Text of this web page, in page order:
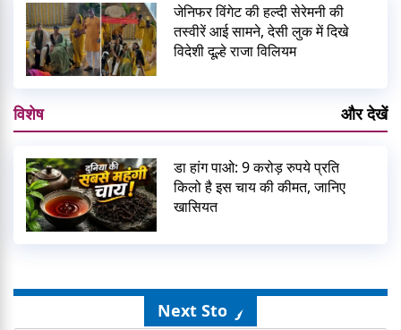
जेनिफर विंगेट की हल्दी सेरेमनी की
तस्वीरें आई सामने, देसी लुक में दिखे
विदेशी दूल्हे राजा विलियम
विशेष और देखें
डा हांग पाओ: 9 करोड़ रुपये प्रति
किलो है इस चाय की कीमत, जानिए
खासियत
Next Story